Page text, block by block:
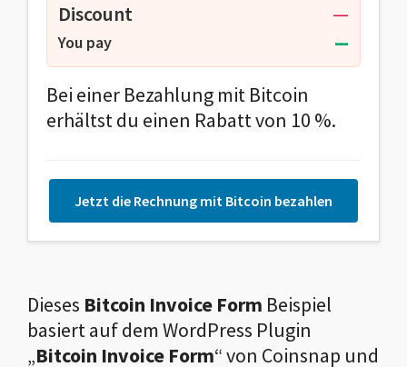
Discount
—
You pay —
Bei einer Bezahlung mit Bitcoin
erhältst du einen Rabatt von 10 %.
Jetzt die Rechnung mit Bitcoin bezahlen
Dieses Bitcoin Invoice Form Beispiel
basiert auf dem WordPress Plugin
„Bitcoin Invoice Form“ von Coinsnap und